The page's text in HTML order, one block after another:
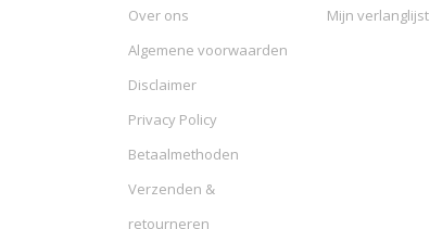
Over ons
Algemene voorwaarden
Disclaimer
Privacy Policy
Betaalmethoden
Verzenden &
retourneren
Mijn verlanglijst